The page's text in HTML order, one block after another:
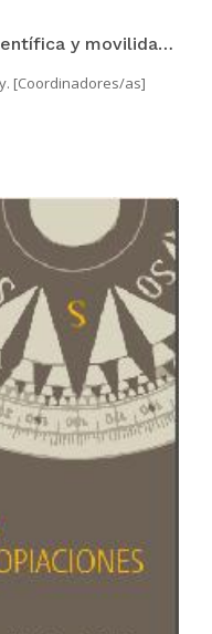
Cooperación, colaboración científica y movilidad internacional en América Latina
[Coordinadores/as]